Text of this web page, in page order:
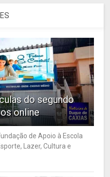
do segundo
online
de Apoio à Escola
Lazer, Cultura e